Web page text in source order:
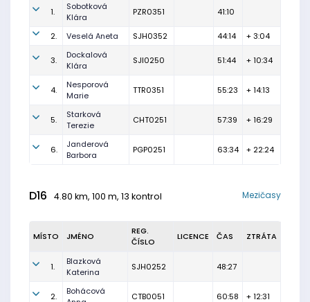
1.
Sobotková
Klára
PZR0351 41:10
2. Veselá Aneta SJH0352 44:14 + 3:04
3.
Dockalová
Klára
SJI0250 51:44 + 10:34
4.
Nesporová
Marie
TTR0351 55:23 + 14:13
5.
Starková
Terezie
CHT0251 57:39 + 16:29
6.
Janderová
Barbora
PGP0251 63:34 + 22:24
D16 4.80 km, 100 m, 13 kontrol Mezičasy
MÍSTO JMÉNO
REG.
ČÍSLO
LICENCE ČAS ZTRÁTA
1.
Blazková
Katerina
SJH0252 48:27
2.
Bohácová
CTB0051 60:58 + 12:31